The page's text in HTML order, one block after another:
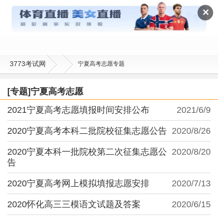
✕
宁夏高考志愿
3773考试网 宁夏高考志愿专题
[专题]宁夏高考志愿
2021/6/9
2021宁夏高考志愿填报时间安排公布
2020/8/26
2020宁夏高考本科二批院校征集志愿公告
2020/8/20
2020宁夏本科一批院校第二次征集志愿公
告
2020/7/13
2020宁夏高考网上模拟填报志愿安排
2020/6/15
2020怀化高三三模语文试题及答案